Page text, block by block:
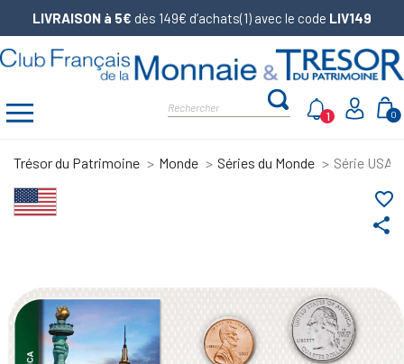
LIVRAISON à 5€ dès 149€ d’achats(1) avec le code LIV149
0
1
Trésor du Patrimoine Monde Séries du Monde Série USA
share
favorite_border